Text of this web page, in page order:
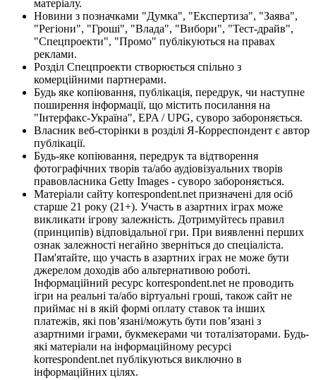
матеріалу.
Новини з позначками "Думка", "Експертиза", "Заява",
"Регіони", "Гроші", "Влада", "Вибори", "Тест-драйв",
"Спецпроекти", "Промо" публікуються на правах
реклами.
Розділ Спецпроекти створюється спільно з
комерційними партнерами.
Будь яке копіювання, публікація, передрук, чи наступне
поширення інформації, що містить посилання на
"Інтерфакс-Україна", EPA / UPG, суворо забороняється.
Власник веб-сторінки в розділі Я-Корреспондент є автор
публікації.
Будь-яке копіювання, передрук та відтворення
фотографічних творів та/або аудіовізуальних творів
правовласника Getty Images - суворо забороняється.
Матеріали сайту korrespondent.net призначені для осіб
старше 21 року (21+). Участь в азартних іграх може
викликати ігрову залежність. Дотримуйтесь правил
(принципів) відповідальної гри. При виявленні перших
ознак залежності негайно зверніться до спеціаліста.
Пам'ятайте, що участь в азартних іграх не може бути
джерелом доходів або альтернативою роботі.
Інформаційний ресурс korrespondent.net не проводить
ігри на реальні та/або віртуальні гроші, також сайт не
приймає ні в якій формі оплату ставок та інших
платежів, які пов’язані/можуть бути пов’язані з
азартними іграми, букмекерами чи тоталізаторами. Будь-
які матеріали на інформаційному ресурсі
korrespondent.net публікуються виключно в
інформаційних цілях.